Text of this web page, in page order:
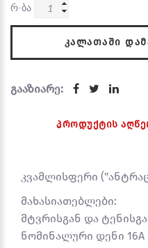
რ-ბა
ᲙᲐᲚᲐᲗᲐᲨᲘ
გააზიარე:
პროდუქტის
კვამლისფერი
მახასიათებლები:
მტვრისგან და
ნომინალური დენი 16A